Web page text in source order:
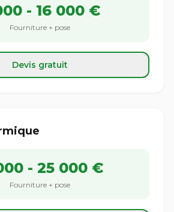
- 16 000 €
Fourniture + pose
Devis gratuit
- 25 000 €
Fourniture + pose